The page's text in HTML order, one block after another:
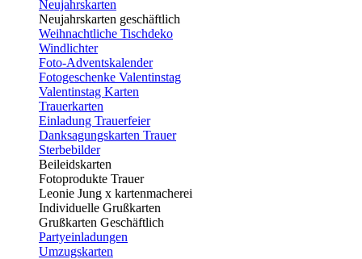
Neujahrskarten
Neujahrskarten geschäftlich
Weihnachtliche Tischdeko
Windlichter
Foto-Adventskalender
Fotogeschenke Valentinstag
Valentinstag Karten
Trauerkarten
Einladung Trauerfeier
Danksagungskarten Trauer
Sterbebilder
Beileidskarten
Fotoprodukte Trauer
Leonie Jung x kartenmacherei
Individuelle Grußkarten
Grußkarten Geschäftlich
Partyeinladungen
Umzugskarten